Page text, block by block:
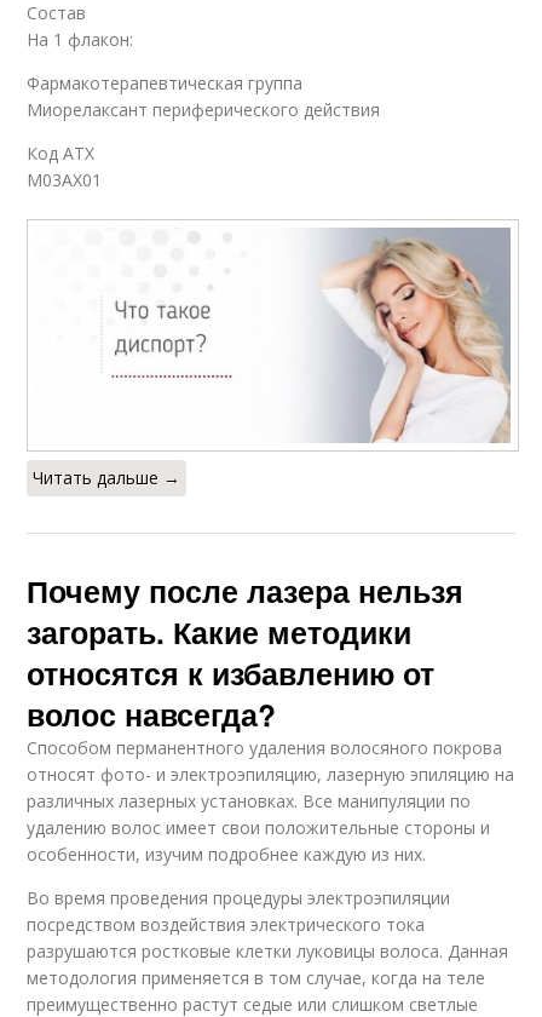
Состав
На 1 флакон:
Фармакотерапевтическая группа
Миорелаксант периферического действия
Код АТХ
M03AX01
Читать дальше →
Почему после лазера нельзя
загорать. Какие методики
относятся к избавлению от
волос навсегда?
Способом перманентного удаления волосяного покрова
относят фото- и электроэпиляцию, лазерную эпиляцию на
различных лазерных установках. Все манипуляции по
удалению волос имеет свои положительные стороны и
особенности, изучим подробнее каждую из них.
Во время проведения процедуры электроэпиляции
посредством воздействия электрического тока
разрушаются ростковые клетки луковицы волоса. Данная
методология применяется в том случае, когда на теле
преимущественно растут седые или слишком светлые